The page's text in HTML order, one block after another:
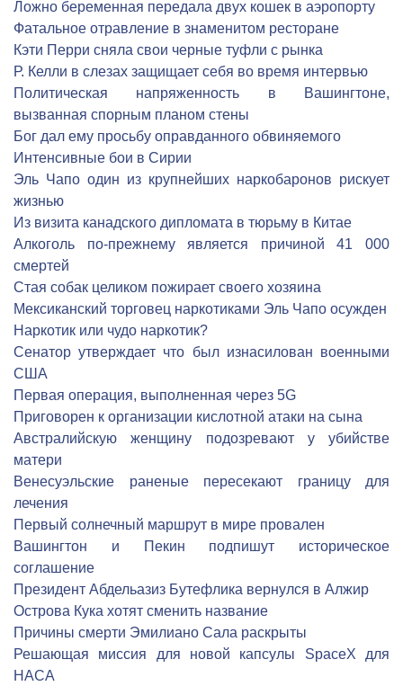
Ложно беременная передала двух кошек в аэропорту
Фатальное отравление в знаменитом ресторане
Кэти Перри сняла свои черные туфли с рынка
Р. Келли в слезах защищает себя во время интервью
Политическая напряженность в Вашингтоне,
вызванная спорным планом стены
Бог дал ему просьбу оправданного обвиняемого
Интенсивные бои в Сирии
Эль Чапо один из крупнейших наркобаронов рискует
жизнью
Из визита канадского дипломата в тюрьму в Китае
Алкоголь по-прежнему является причиной 41 000
смертей
Стая собак целиком пожирает своего хозяина
Мексиканский торговец наркотиками Эль Чапо осужден
Наркотик или чудо наркотик?
Сенатор утверждает что был изнасилован военными
США
Первая операция, выполненная через 5G
Приговорен к организации кислотной атаки на сына
Австралийскую женщину подозревают у убийстве
матери
Венесуэльские раненые пересекают границу для
лечения
Первый солнечный маршрут в мире провален
Вашингтон и Пекин подпишут историческое
соглашение
Президент Абдельазиз Бутефлика вернулся в Алжир
Острова Кука хотят сменить название
Причины смерти Эмилиано Сала раскрыты
Решающая миссия для новой капсулы SpaceX для
НАСА